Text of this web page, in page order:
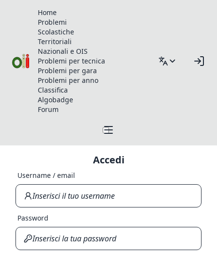
Home
Problemi
Scolastiche
Territoriali
Nazionali e OIS
Problemi per tecnica
Problemi per gara
Problemi per anno
Classifica
Algobadge
Forum
Accedi
Username / email
Password